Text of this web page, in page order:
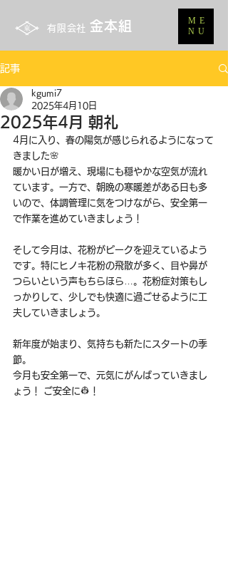
有限会社 金本組
ME
NU
記事
2025年4月 朝礼
kgumi7
2025年4月10日
4月に入り、春の陽気が感じられるようになって
きました🌸
暖かい日が増え、現場にも穏やかな空気が流れ
ています。一方で、朝晩の寒暖差がある日も多
いので、体調管理に気をつけながら、安全第一
で作業を進めていきましょう！
そして今月は、花粉がピークを迎えているよう
です。特にヒノキ花粉の飛散が多く、目や鼻が
つらいという声もちらほら…。花粉症対策もし
っかりして、少しでも快適に過ごせるように工
夫していきましょう。
新年度が始まり、気持ちも新たにスタートの季
節。
今月も安全第一で、元気にがんばっていきまし
ょう！ ご安全に👷！